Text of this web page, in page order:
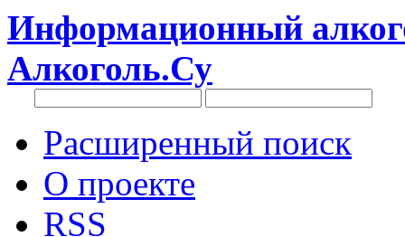
Информационный
Алкоголь.Су
Расширенный поиск
О проекте
RSS